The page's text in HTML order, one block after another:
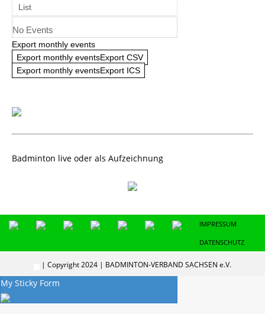
List
No Events
Export monthly events
Export monthly eventsExport CSV
Export monthly eventsExport ICS
Badminton live oder als Aufzeichnung
IMPRESSUM
DATENSCHUTZ
| Copyright 2024 | BADMINTON-VERBAND SACHSEN e.V.
My Sticky Form